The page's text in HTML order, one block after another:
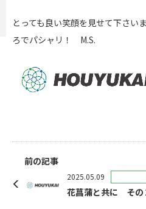
とっても良い笑顔を見せて下さい
ろでパシャリ！ M.S.
前の記事
2025.05.09
花菖蒲と共に その